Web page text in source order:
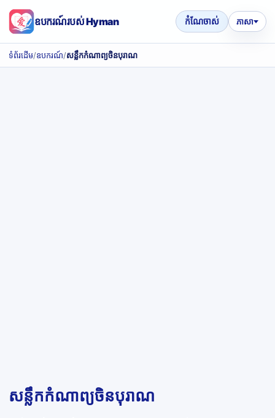
ឧបករណ៍របស់ Hyman កំណែចាស់ ភាសា
ទំព័រដើម/ឧបករណ៍/សន្លឹកកំណាព្យចិនបុរាណ
សន្លឹកកំណាព្យចិនបុរាណ